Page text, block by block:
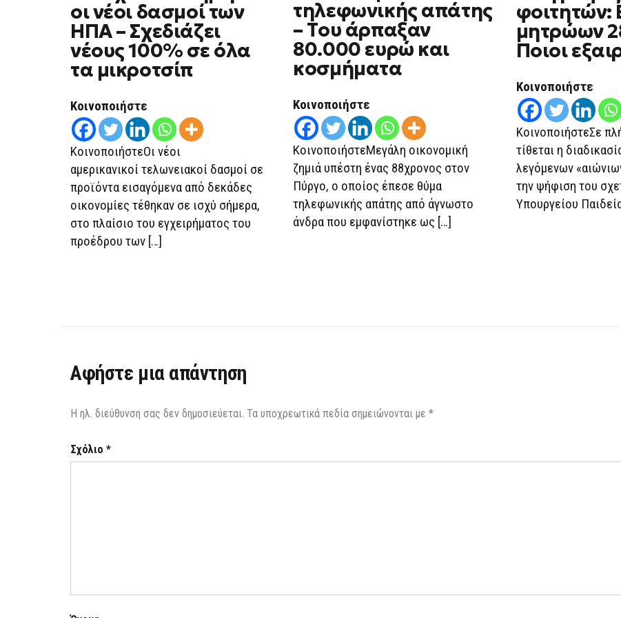
οι νέοι δασμοί των
ΗΠΑ – Σχεδιάζει
νέους 100% σε όλα
τα μικροτσίπ
Κοινοποιήστε
ΚοινοποιήστεΟι νέοι
αμερικανικοί τελωνειακοί δασμοί σε
προϊόντα εισαγόμενα από δεκάδες
οικονομίες τέθηκαν σε ισχύ σήμερα,
στο πλαίσιο του εγχειρήματος του
προέδρου των […]
ΤΗΛΕΦΩΝΙΚΉΣ
ΑΠΆΤΗΣ
–
ΆΡΠΑΞΑΝ
τηλεφωνικής απάτης
– Του άρπαξαν
80.000 ευρώ και
κοσμήματα
Κοινοποιήστε
ΚοινοποιήστεΜεγάλη οικονομική
ζημιά υπέστη ένας 88χρονος στον
Πύργο, ο οποίος έπεσε θύμα
τηλεφωνικής απάτης από άγνωστο
άνδρα που εμφανίστηκε ως […]
φοιτητών:
μητρώων
Ποιοι
Κοινοποιήστε
ΚοινοποιήστεΣε
τίθεται η
λεγόμενων
την ψήφιση του
Υπουργείου
Αφήστε μια απάντηση
Η ηλ. διεύθυνση σας δεν δημοσιεύεται. Τα υποχρεωτικά πεδία σημειώνονται με *
Σχόλιο *